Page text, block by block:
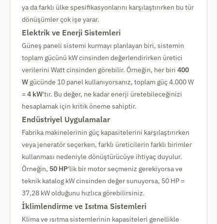
ya da farklı ülke spesifikasyonlarını karşılaştırırken bu tür
dönüşümler çok işe yarar.
Elektrik ve Enerji Sistemleri
Güneş paneli sistemi kurmayı planlayan biri, sistemin
toplam gücünü kW cinsinden değerlendirirken üretici
verilerini Watt cinsinden görebilir. Örneğin, her biri 400
W gücünde 10 panel kullanıyorsanız, toplam güç 4.000 W
=4 kW'tır. Bu değer, ne kadar enerji üretebileceğinizi
hesaplamak için kritik öneme sahiptir.
Endüstriyel Uygulamalar
Fabrika makinelerinin güç kapasitelerini karşılaştırırken
veya jeneratör seçerken, farklı üreticilerin farklı birimler
kullanması nedeniyle dönüştürücüye ihtiyaç duyulur.
Örneğin, 50 HP'lik bir motor seçmeniz gerekiyorsa ve
teknik katalog kW cinsinden değer sunuyorsa, 50 HP =
37,28 kW olduğunu hızlıca görebilirsiniz.
İklimlendirme ve Isıtma Sistemleri
Klima ve ısıtma sistemlerinin kapasiteleri genellikle